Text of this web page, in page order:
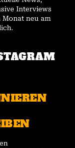
Interviews
Monat neu am